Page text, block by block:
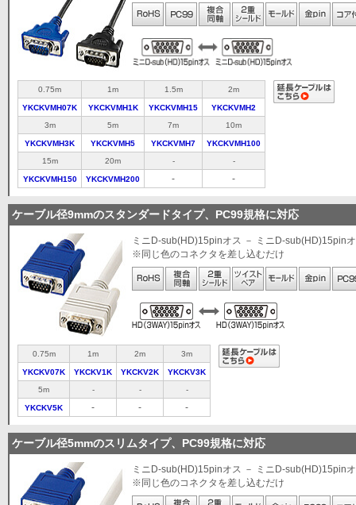
0.75m 1m 1.5m 2m
YKCKVMH07K YKCKVMH1K YKCKVMH15
YKCKVMH2
3m
5m 7m 10m
YKCKVMH3K YKCKVMH5 YKCKVMH7
YKCKVMH100
15m
20m - -
YKCKVMH150 YKCKVMH200 - -
ケーブル径9mmのスタンダードタイプ、PC99規格に対応
ミニD-sub(HD)15pinオス － ミニD-sub(HD)15pin
※同じ色のコネクタを差し込むだけ
0.75m 1m 2m 3m
YKCKV07K YKCKV1K YKCKV2K
YKCKV3K
5m
- - -
YKCKV5K - - -
ケーブル径5mmのスリムタイプ、PC99規格に対応
ミニD-sub(HD)15pinオス － ミニD-sub(HD)15pin
※同じ色のコネクタを差し込むだけ